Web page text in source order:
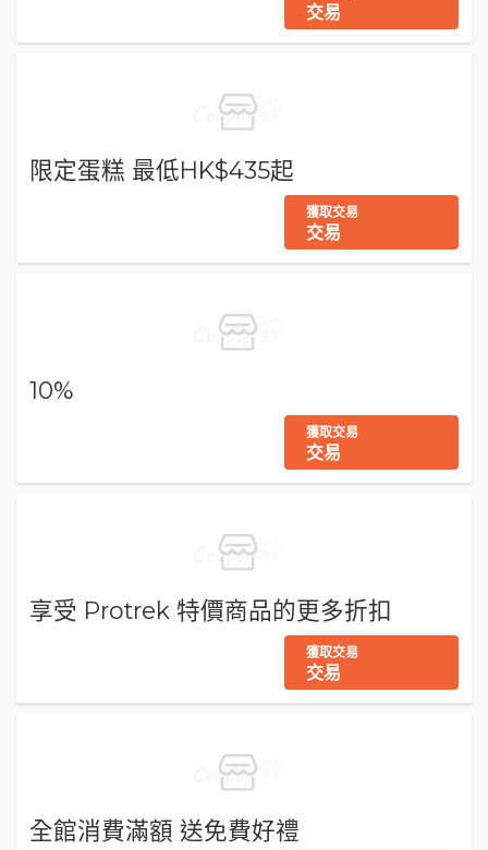
交易
限定蛋糕 最低HK$435起
獲取交易
交易
10%
獲取交易
交易
享受 Protrek 特價商品的更多折扣
獲取交易
交易
全館消費滿額 送免費好禮